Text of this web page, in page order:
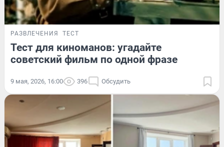
РАЗВЛЕЧЕНИЯ ТЕСТ
Тест для киноманов: угадайте
советский фильм по одной фразе
9 мая, 2026, 16:00 396 Обсудить